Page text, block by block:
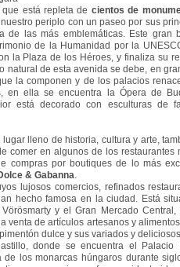
está repleta de cientos de
periplo con un paseo por sus
de las más emblemáticas. Este gran
de la Humanidad por la
la Plaza de los Héroes, y finaliza su
natural de esta avenida se debe, en
la componen y de los palacios
en ella se encuentra la Ópera de
está decorado con esculturas de
lleno de historia, cultura y arte,
comer en algunos de los restaurantes
compras por boutiques de lo más
& Gabanna.
lujosos comercios, refinados
hecho famosa en la ciudad. Está
y el Gran Mercado Central,
venta de artículos artesanos y
dulce y sus variados y
donde se encuentra el Palacio
los monarcas húngaros durante